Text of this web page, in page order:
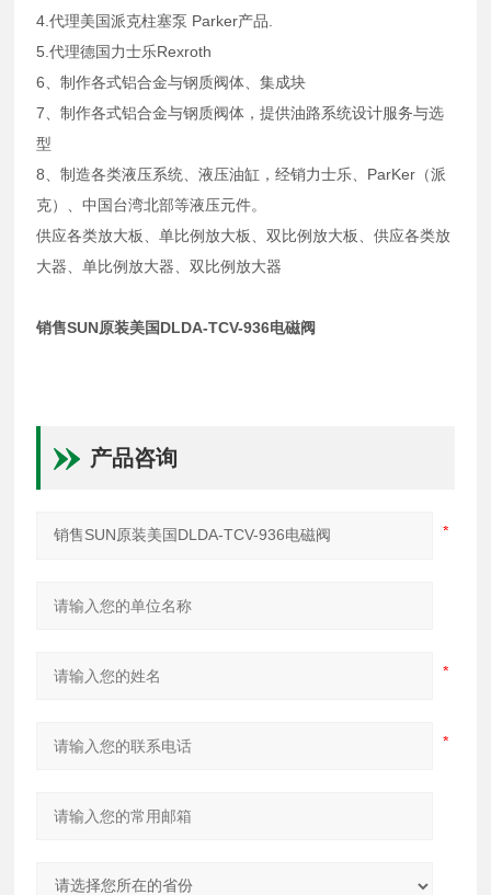
4.代理美国派克柱塞泵 Parker产品.
5.代理德国力士乐Rexroth
6、制作各式铝合金与钢质阀体、集成块
7、制作各式铝合金与钢质阀体，提供油路系统设计服务与选
型
8、制造各类液压系统、液压油缸，经销力士乐、ParKer（派
克）、中国台湾北部等液压元件。
供应各类放大板、单比例放大板、双比例放大板、供应各类放
大器、单比例放大器、双比例放大器
销售SUN原装美国DLDA-TCV-936电磁阀
产品咨询